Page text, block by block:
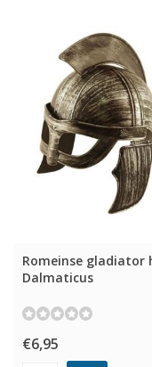
Romeinse gladiator
Dalmaticus
€6,95